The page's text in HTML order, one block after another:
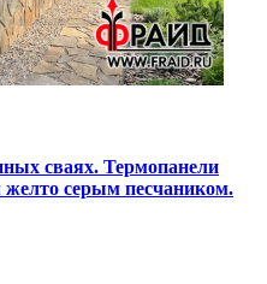
сваях. Термопанели
серым песчаником.